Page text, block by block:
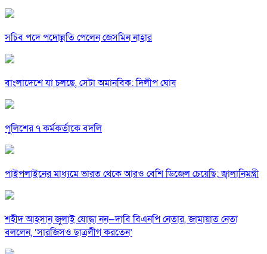
সচিব পদে পদোন্নতি পেলেন জেসমিন নাহার
বাংলাদেশে যা চলছে, সেটা অমানবিক: দিলীপ ঘোষ
পুলিশের ৭ কর্মকর্তাকে বদলি
পাইপলাইনের মাধ্যমে ভারত থেকে আরও বেশি ডিজেল চেয়েছি: জ্বালানিমন্ত্রী
শহীদ আহসান জুলাই যোদ্ধা নন—দাবি বিএনপি নেতার, জামায়াত নেতা
বললেন, ‘সারজিসও ছাত্রলীগ করতেন’